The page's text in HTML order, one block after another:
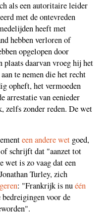
als een autoritaire leider
met de ontevreden
heeft met
hebben verloren of
opgelopen door
daarvan vroeg hij het
aan te nemen die het recht
opheft, het vermoeden
arrestatie van eenieder
zelfs zonder reden. De wet
een andere wet goed,
schrijft dat "aanzet tot
wet is zo vaag dat een
Turley, zich
: "Frankrijk is nuéén
voor de